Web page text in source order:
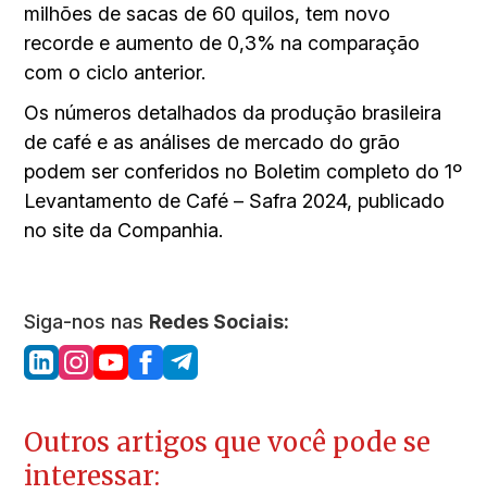
milhões de sacas de 60 quilos, tem novo
recorde e aumento de 0,3% na comparação
com o ciclo anterior.
Os números detalhados da produção brasileira
de café e as análises de mercado do grão
podem ser conferidos no Boletim completo do 1º
Levantamento de Café – Safra 2024, publicado
no site da Companhia.
Siga-nos nas Redes Sociais:
Outros artigos que você pode se
interessar: